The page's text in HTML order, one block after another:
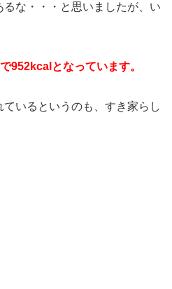
な・・・と思いましたが、い
952kcalとなっています。
いるというのも、すき家らし